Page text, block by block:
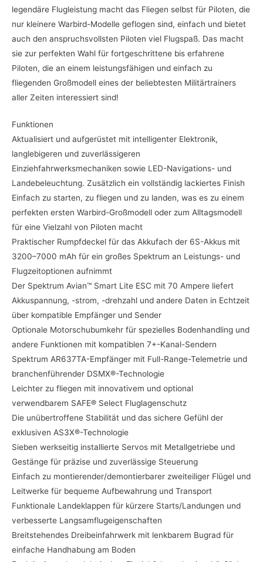
legendäre Flugleistung macht das Fliegen selbst für Piloten, die
nur kleinere Warbird-Modelle geflogen sind, einfach und bietet
auch den anspruchsvollsten Piloten viel Flugspaß. Das macht
sie zur perfekten Wahl für fortgeschrittene bis erfahrene
Piloten, die an einem leistungsfähigen und einfach zu
fliegenden Großmodell eines der beliebtesten Militärtrainers
aller Zeiten interessiert sind!
Funktionen
Aktualisiert und aufgerüstet mit intelligenter Elektronik,
langlebigeren und zuverlässigeren
Einziehfahrwerksmechaniken sowie LED-Navigations- und
Landebeleuchtung. Zusätzlich ein vollständig lackiertes Finish
Einfach zu starten, zu fliegen und zu landen, was es zu einem
perfekten ersten Warbird-Großmodell oder zum Alltagsmodell
für eine Vielzahl von Piloten macht
Praktischer Rumpfdeckel für das Akkufach der 6S-Akkus mit
3200–7000 mAh für ein großes Spektrum an Leistungs- und
Flugzeitoptionen aufnimmt
Der Spektrum Avian™ Smart Lite ESC mit 70 Ampere liefert
Akkuspannung, -strom, -drehzahl und andere Daten in Echtzeit
über kompatible Empfänger und Sender
Optionale Motorschubumkehr für spezielles Bodenhandling und
andere Funktionen mit kompatiblen 7+-Kanal-Sendern
Spektrum AR637TA-Empfänger mit Full-Range-Telemetrie und
branchenführender DSMX®-Technologie
Leichter zu fliegen mit innovativem und optional
verwendbarem SAFE® Select Fluglagenschutz
Die unübertroffene Stabilität und das sichere Gefühl der
exklusiven AS3X®-Technologie
Sieben werkseitig installierte Servos mit Metallgetriebe und
Gestänge für präzise und zuverlässige Steuerung
Einfach zu montierender/demontierbarer zweiteiliger Flügel und
Leitwerke für bequeme Aufbewahrung und Transport
Funktionale Landeklappen für kürzere Starts/Landungen und
verbesserte Langsamflugeigenschaften
Breitstehendes Dreibeinfahrwerk mit lenkbarem Bugrad für
einfache Handhabung am Boden